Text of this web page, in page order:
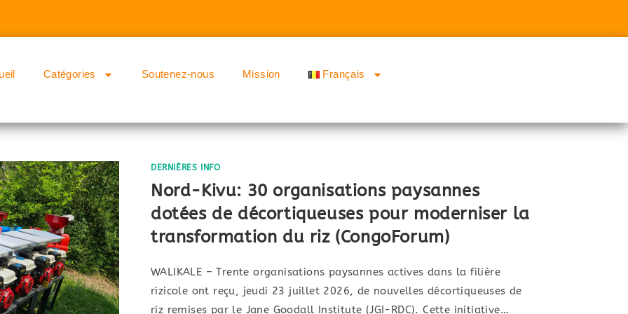
Catégories Soutenez-nous Mission Français
DERNIÈRES INFO
Nord-Kivu: 30 organisations paysannes
dotées de décortiqueuses pour moderniser la
transformation du riz (CongoForum)
WALIKALE – Trente organisations paysannes actives dans la filière
rizicole ont reçu, jeudi 23 juillet 2026, de nouvelles décortiqueuses de
riz remises par le Jane Goodall Institute (JGI-RDC). Cette initiative…